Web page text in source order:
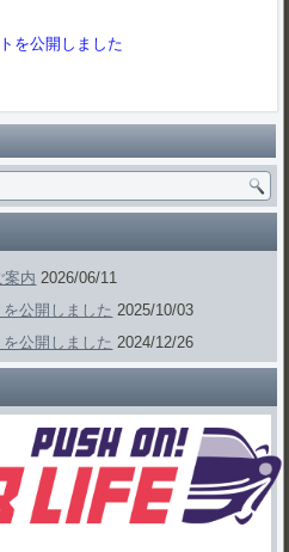
を公開しました
案内 2026/06/11
公開しました 2025/10/03
公開しました 2024/12/26